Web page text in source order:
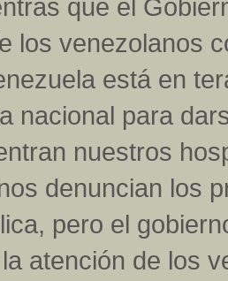
que el
los venezolanos
está en
nacional para
nuestros
denuncian los
pero el
atención de los